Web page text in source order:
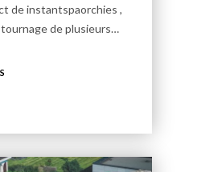
de instantspaorchies ,
de plusieurs…